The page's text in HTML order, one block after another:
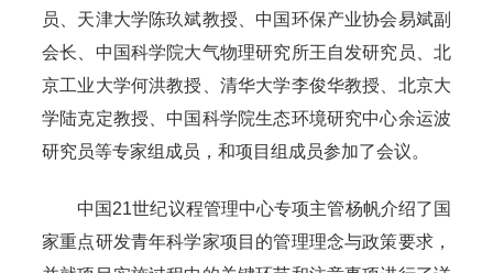
员、天津大学陈玖斌教授、中国环保产业协会易斌副
会长、中国科学院大气物理研究所王自发研究员、北
京工业大学何洪教授、清华大学李俊华教授、北京大
学陆克定教授、中国科学院生态环境研究中心余运波
研究员等专家组成员，和项目组成员参加了会议。
中国21世纪议程管理中心专项主管杨帆介绍了国
家重点研发青年科学家项目的管理理念与政策要求，